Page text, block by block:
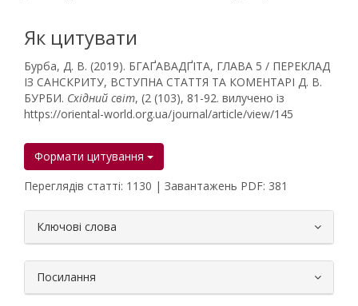
Як цитувати
Бурба, Д. В. (2019). БГАҐАВАДҐІТА, ГЛАВА 5 / ПЕРЕКЛАД
ІЗ САНСКРИТУ, ВСТУПНА СТАТТЯ ТА КОМЕНТАРІ Д. В.
БУРБИ. Східний світ, (2 (103), 81-92. вилучено із
https://oriental-world.org.ua/journal/article/view/145
Формати цитування
Переглядів статті: 1130 | Завантажень PDF: 381
Ключові слова
Посилання